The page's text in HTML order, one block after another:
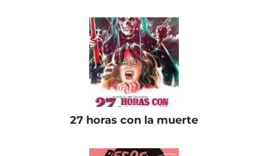
27 horas con la muerte